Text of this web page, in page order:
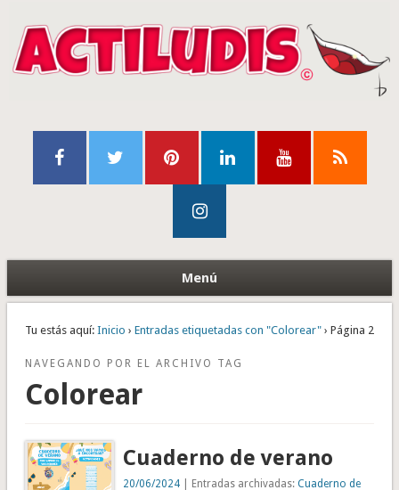
Menú
Tu estás aquí: Inicio › Entradas etiquetadas con "Colorear"› Página 2
NAVEGANDO POR EL ARCHIVO TAG
Colorear
Cuaderno de verano
20/06/2024 | Entradas archivadas:Cuaderno de